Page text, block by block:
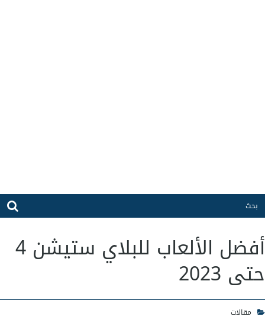
أفضل الألعاب للبلاي ستيشن 4
حتى 2023
مقالات